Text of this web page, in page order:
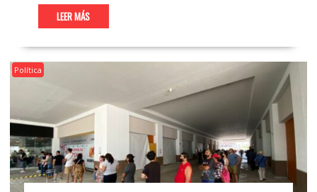
LEER MÁS
Política